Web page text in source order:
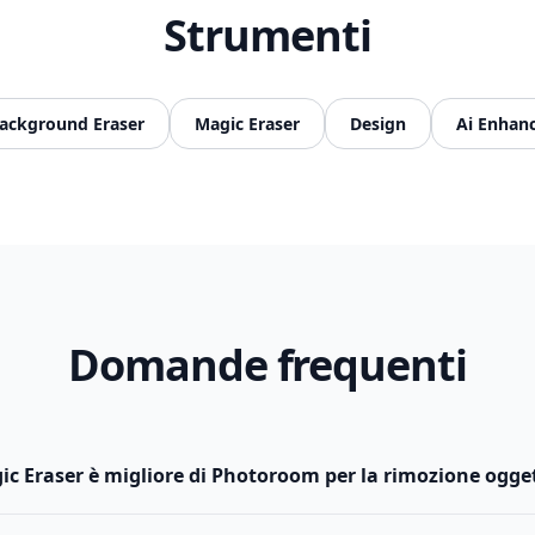
Strumenti
Eraser Magic Eraser Design Ai
Domande frequenti
Eraser è migliore di Photoroom per la rimozione